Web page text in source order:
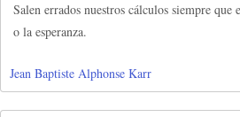
Salen errados nuestros cálculos siempre
o la esperanza.
Jean Baptiste Alphonse Karr